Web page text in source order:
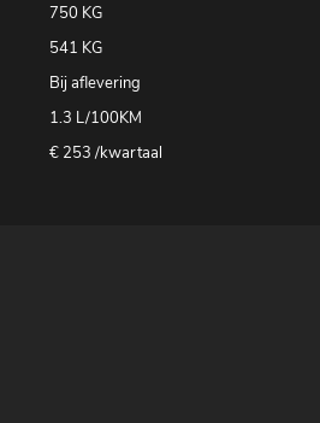
750 KG
541 KG
Bij aflevering
1.3 L/100KM
€ 253 /kwartaal